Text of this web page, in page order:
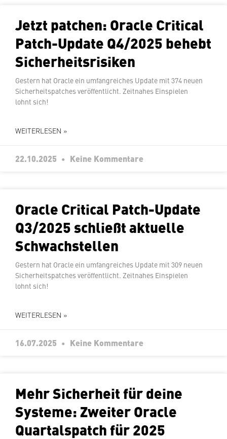
Jetzt patchen: Oracle Critical
Patch-Update Q4/2025 behebt
Sicherheitsrisiken
Gestern hat Oracle ein um­fang­rei­ches Update mit 374 neuen
Si­cher­heits­patches ver­öf­fent­licht. Zeitnahes Ein­spie­len
lohnt sich!
WEITERLESEN »
22.10.2025 Keine Kommentare
Oracle Critical Patch-Update
Q3/2025 schließt aktuelle
Schwachstellen
Gestern hat Oracle ein um­fang­rei­ches Update mit 309 neuen
Si­cher­heits­patches ver­öf­fent­licht. Zeitnahes Ein­spie­len
lohnt sich!
WEITERLESEN »
16.07.2025 Keine Kommentare
Mehr Si­cher­heit für deine
Systeme: Zweiter Oracle
Quar­tals­patch für 2025